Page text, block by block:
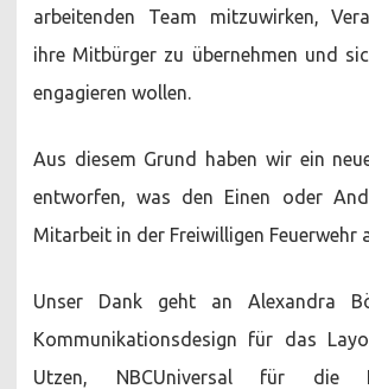
arbeitenden Team mitzuwirken,
ihre Mitbürger zu übernehmen und
engagieren wollen.
Aus diesem Grund haben wir ein
entworfen, was den Einen oder
Mitarbeit in der Freiwilligen Feuerwehr
Unser Dank geht an Alexandra
Kommunikationsdesign für das
Utzen, NBCUniversal für die